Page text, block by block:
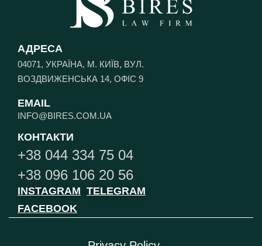
АДРЕСА
04071, УКРАЇНА, М. КИЇВ, ВУЛ.
ВОЗДВИЖЕНСЬКА 14, ОФІС 9
EMAIL
INFO@BIRES.COM.UA
КОНТАКТИ
+38 044 334 75 04
+38 096 106 20 56
INSTAGRAM TELEGRAM
FACEBOOK